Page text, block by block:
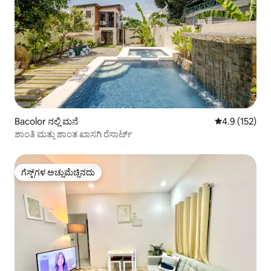
Bacolor ನಲ್ಲಿ ಮನೆ 5 ರಲ್ಲಿ 4.9
4.9 (152)
ಶಾಂತಿ ಮತ್ತು ಶಾಂತ ಖಾಸಗಿ ರೆಸಾರ್ಟ್
ಗೆಸ್ಟ್‌ಗಳ ಅಚ್ಚುಮೆಚ್ಚಿನದು
ಗೆಸ್ಟ್‌ಗಳ ಅಚ್ಚುಮೆಚ್ಚಿನದು